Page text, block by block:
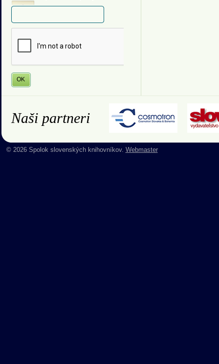
Naši partneri
© 2026 Spolok slovenských knihovníkov. Webmaster